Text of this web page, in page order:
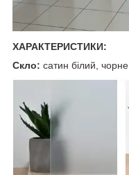
ХАРАКТЕРИСТИКИ:
Скло: сатин білий, чорне